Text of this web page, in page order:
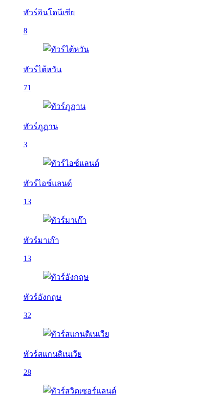
ทัวร์อินโดนีเซีย
8
ทัวร์ไต้หวัน
71
ทัวร์ภูฏาน
3
ทัวร์ไอซ์แลนด์
13
ทัวร์มาเก๊า
13
ทัวร์อังกฤษ
32
ทัวร์สแกนดิเนเวีย
28